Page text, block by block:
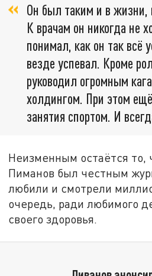
Он был таким и в жизни,
К врачам он никогда не
понимал, как он так всё
везде успевал. Кроме
руководил огромным
холдингом. При этом
занятия спортом. И
Неизменным остаётся то,
Пиманов был честным
любили и смотрели
очередь, ради любимого
своего здоровья.